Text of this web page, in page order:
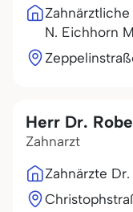
N. Eichhorn
Herr Dr.
Zahnarzt
Zahnärzte